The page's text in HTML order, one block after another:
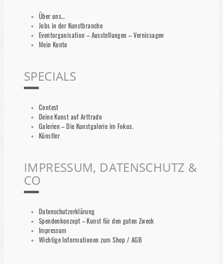
Über uns…
Jobs in der Kunstbranche
Eventorganisation – Ausstellungen – Vernissagen
Mein Konto
SPECIALS
Contest
Deine Kunst auf Arttrado
Galerien – Die Kunstgalerie im Fokus.
Künstler
IMPRESSUM, DATENSCHUTZ &
CO
Datenschutzerklärung
Spendenkonzept – Kunst für den guten Zweck
Impressum
Wichtige Informationen zum Shop / AGB